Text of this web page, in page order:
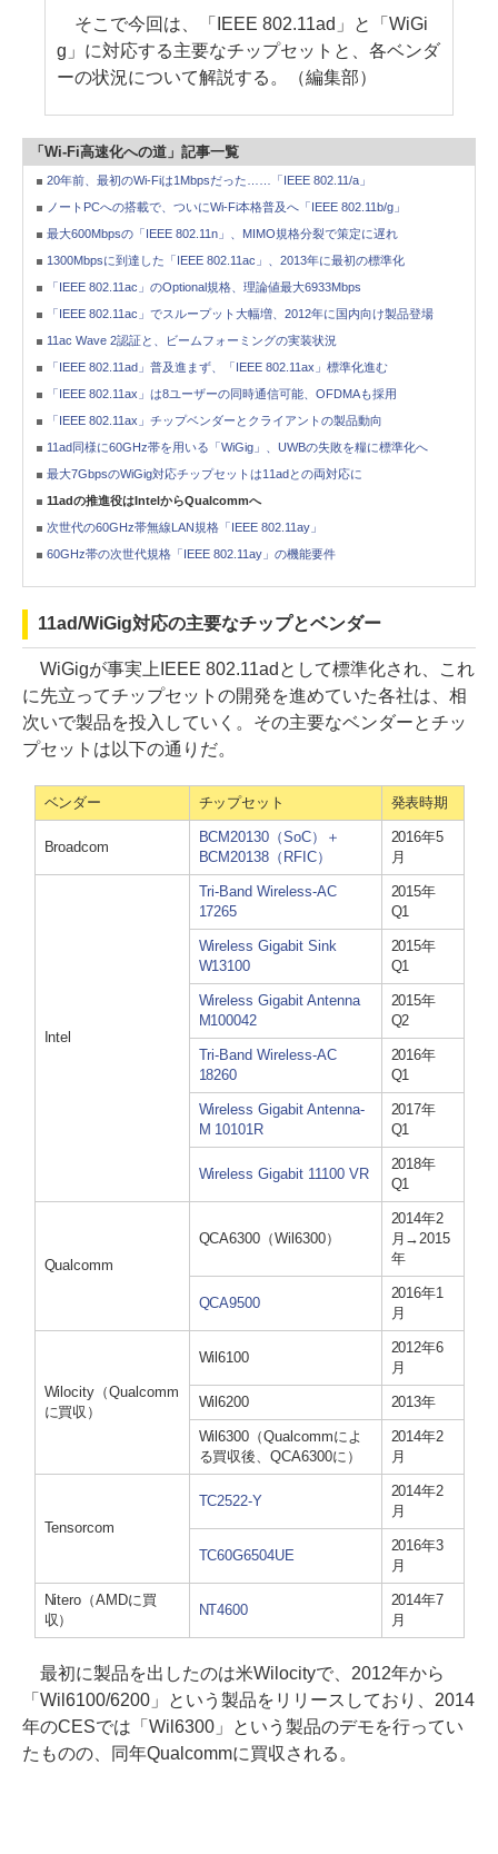
そこで今回は、「IEEE 802.11ad」と「WiGi
g」に対応する主要なチップセットと、各ベンダ
ーの状況について解説する。（編集部）
「Wi-Fi高速化への道」記事一覧
20年前、最初のWi-Fiは1Mbpsだった……「IEEE 802.11/a」
ノートPCへの搭載で、ついにWi-Fi本格普及へ「IEEE 802.11b/g」
最大600Mbpsの「IEEE 802.11n」、MIMO規格分裂で策定に遅れ
1300Mbpsに到達した「IEEE 802.11ac」、2013年に最初の標準化
「IEEE 802.11ac」のOptional規格、理論値最大6933Mbps
「IEEE 802.11ac」でスループット大幅増、2012年に国内向け製品登場
11ac Wave 2認証と、ビームフォーミングの実装状況
「IEEE 802.11ad」普及進まず、「IEEE 802.11ax」標準化進む
「IEEE 802.11ax」は8ユーザーの同時通信可能、OFDMAも採用
「IEEE 802.11ax」チップベンダーとクライアントの製品動向
11ad同様に60GHz帯を用いる「WiGig」、UWBの失敗を糧に標準化へ
最大7GbpsのWiGig対応チップセットは11adとの両対応に
11adの推進役はIntelからQualcommへ
次世代の60GHz帯無線LAN規格「IEEE 802.11ay」
60GHz帯の次世代規格「IEEE 802.11ay」の機能要件
11ad/WiGig対応の主要なチップとベンダー
WiGigが事実上IEEE 802.11adとして標準化され、これ
に先立ってチップセットの開発を進めていた各社は、相
次いで製品を投入していく。その主要なベンダーとチッ
プセットは以下の通りだ。
ベンダー チップセット 発表時期
Broadcom
BCM20130（SoC）＋
BCM20138（RFIC）
2016年5
月
Intel
Tri-Band Wireless-AC
17265
2015年
Q1
Wireless Gigabit Sink
W13100
2015年
Q1
Wireless Gigabit Antenna
M100042
2015年
Q2
Tri-Band Wireless-AC
18260
2016年
Q1
Wireless Gigabit Antenna-
M 10101R
2017年
Q1
Wireless Gigabit 11100 VR
2018年
Q1
Qualcomm
QCA6300（Wil6300）
2014年2
月→2015
年
QCA9500
2016年1
月
Wilocity（Qualcomm
に買収）
Wil6100
2012年6
月
Wil6200 2013年
Wil6300（Qualcommによ
る買収後、QCA6300に）
2014年2
月
Tensorcom
TC2522-Y
2014年2
月
TC60G6504UE
2016年3
月
Nitero（AMDに買
収）
NT4600
2014年7
月
最初に製品を出したのは米Wilocityで、2012年から
「Wil6100/6200」という製品をリリースしており、2014
年のCESでは「Wil6300」という製品のデモを行ってい
たものの、同年Qualcommに買収される。